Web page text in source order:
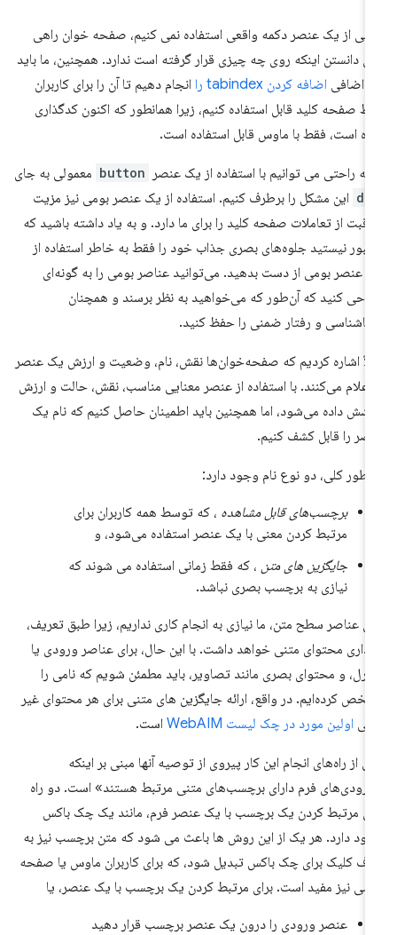
از یک عنصر دکمه واقعی استفاده نمی کنیم، صفحه خوان راهی
دانستن اینکه روی چه چیزی قرار گرفته است ندارد. همچنین، ما باید
اضافیاضافه کردن tabindex را
انجام دهیم تا آن را برای کاربران
صفحه کلید قابل استفاده کنیم، زیرا همانطور که اکنون کدگذاری
است، فقط با ماوس قابل استفاده است.
به راحتی می توانیم با استفاده از یک عنصر button معمولی به جای
این مشکل را برطرف کنیم. استفاده از یک عنصر بومی نیز مزیت
از تعاملات صفحه کلید را برای ما دارد. و به یاد داشته باشید که
نیستید جلوه‌های بصری جذاب خود را فقط به خاطر استفاده از
عنصر بومی از دست بدهید. می‌توانید عناصر بومی را به گونه‌ای
کنید که آن‌طور که می‌خواهید به نظر برسند و همچنان
و رفتار ضمنی را حفظ کنید.
اشاره کردیم که صفحه‌خوان‌ها نقش، نام، وضعیت و ارزش یک عنصر
اعلام می‌کنند. با استفاده از عنصر معنایی مناسب، نقش، حالت و ارزش
داده می‌شود، اما همچنین باید اطمینان حاصل کنیم که نام یک
را قابل کشف کنیم.
طور کلی، دو نوع نام وجود دارد:
برچسب‌های قابل مشاهده، که توسط همه کاربران برای
مرتبط کردن معنی با یک عنصر استفاده می‌شود، و
جایگزین های متن ، که فقط زمانی استفاده می شوند که
نیازی به برچسب بصری نباشد.
عناصر سطح متن، ما نیازی به انجام کاری نداریم، زیرا طبق تعریف،
محتوای متنی خواهد داشت. با این حال، برای عناصر ورودی یا
و محتوای بصری مانند تصاویر، باید مطمئن شویم که نامی را
کرده‌ایم. در واقع، ارائه جایگزین های متنی برای هر محتوای غیر
اولین مورد در چک لیست WebAIM است.
از راه‌های انجام این کار پیروی از توصیه آنها مبنی بر اینکه
فرم دارای برچسب‌های متنی مرتبط هستند» است. دو راه
مرتبط کردن یک برچسب با یک عنصر فرم، مانند یک چک باکس
دارد. هر یک از این روش ها باعث می شود که متن برچسب نیز به
کلیک برای چک باکس تبدیل شود، که برای کاربران ماوس یا صفحه
نیز مفید است. برای مرتبط کردن یک برچسب با یک عنصر، یا
عنصر ورودی را درون یک عنصر برچسب قرار دهید